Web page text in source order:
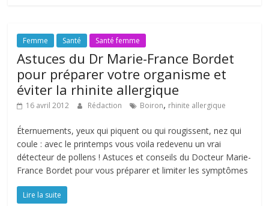
Femme Santé Santé femme
Astuces du Dr Marie-France Bordet
pour préparer votre organisme et
éviter la rhinite allergique
16 avril 2012 Rédaction Boiron, rhinite allergique
Éternuements, yeux qui piquent ou qui rougissent, nez qui
coule : avec le printemps vous voila redevenu un vrai
détecteur de pollens ! Astuces et conseils du Docteur Marie-
France Bordet pour vous préparer et limiter les symptômes
Lire la suite